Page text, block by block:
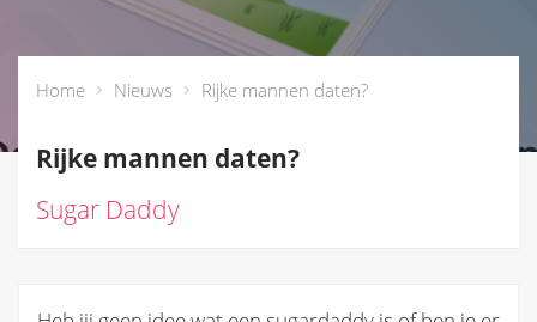
Home Nieuws Rijke mannen daten?
Rijke mannen daten?
Sugar Daddy